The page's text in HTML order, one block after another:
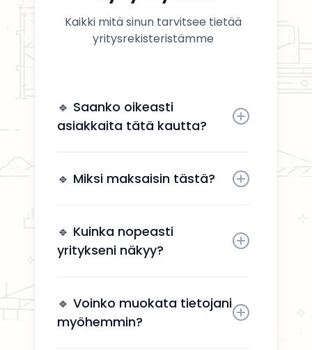
Kaikki mitä sinun tarvitsee tietää
yritysrekisteristämme
🔹 Saanko oikeasti
asiakkaita tätä kautta?
jotka etsivät aktiivisesti
🔹 Miksi maksaisin tästä?
yhteydenottoja ilman, että sinun
tarvitsee käyttää aikaa
markkinointiin.
🔹 Kuinka nopeasti
yritykseni näkyy?
kuluessa aktivoinnin jälkeen.
🔹 Voinko muokata tietojani
myöhemmin?